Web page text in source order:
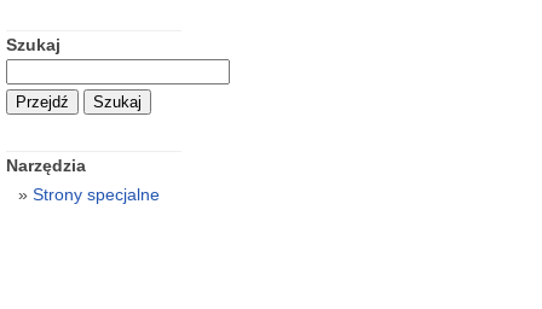
Szukaj
Narzędzia
Strony specjalne